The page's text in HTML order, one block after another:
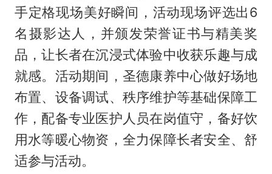
手定格现场美好瞬间，活动现场评选出6
名摄影达人，并颁发荣誉证书与精美奖
品，让长者在沉浸式体验中收获乐趣与成
就感。活动期间，圣德康养中心做好场地
布置、设备调试、秩序维护等基础保障工
作，配备专业医护人员在岗值守，备好饮
用水等暖心物资，全力保障长者安全、舒
适参与活动。